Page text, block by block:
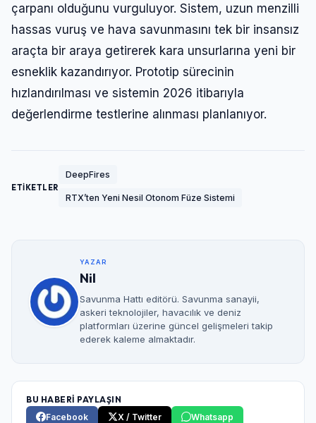
çarpanı olduğunu vurguluyor. Sistem, uzun menzilli
hassas vuruş ve hava savunmasını tek bir insansız
araçta bir araya getirerek kara unsurlarına yeni bir
esneklik kazandırıyor. Prototip sürecinin
hızlandırılması ve sistemin 2026 itibarıyla
değerlendirme testlerine alınması planlanıyor.
ETİKETLER
DeepFires
RTX’ten Yeni Nesil Otonom Füze Sistemi
YAZAR
Nil
Savunma Hattı editörü. Savunma sanayii,
askeri teknolojiler, havacılık ve deniz
platformları üzerine güncel gelişmeleri takip
ederek kaleme almaktadır.
BU HABERİ PAYLAŞIN
Facebook
X / Twitter Whatsapp